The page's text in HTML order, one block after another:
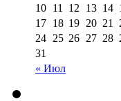
« Июл
10 11 12 13 14
17 18 19 20 21
24 25 26 27 28
31